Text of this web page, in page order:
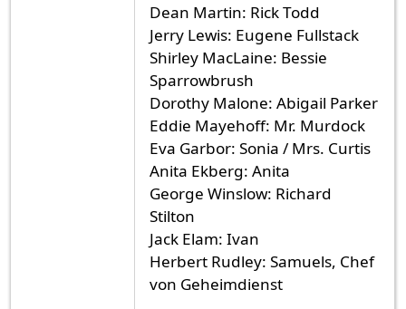
Dean Martin: Rick Todd
Jerry Lewis: Eugene Fullstack
Shirley MacLaine: Bessie
Sparrowbrush
Dorothy Malone: Abigail Parker
Eddie Mayehoff: Mr. Murdock
Eva Garbor: Sonia / Mrs. Curtis
Anita Ekberg: Anita
George Winslow: Richard
Stilton
Jack Elam: Ivan
Herbert Rudley: Samuels, Chef
von Geheimdienst